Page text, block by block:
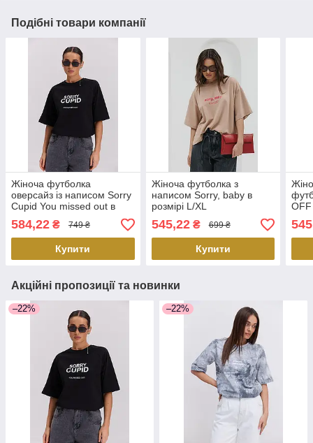
Подібні товари компанії
Жіноча футболка
оверсайз із написом Sorry
Cupid You missed out в
розмірі S/M
584,22 ₴ 749 ₴
Купити
Жіноча футболка з
написом Sorry, baby в
розмірі L/XL
545,22₴ 699 ₴
Купити
OFF
Акційні пропозиції та новинки
–22% –22%